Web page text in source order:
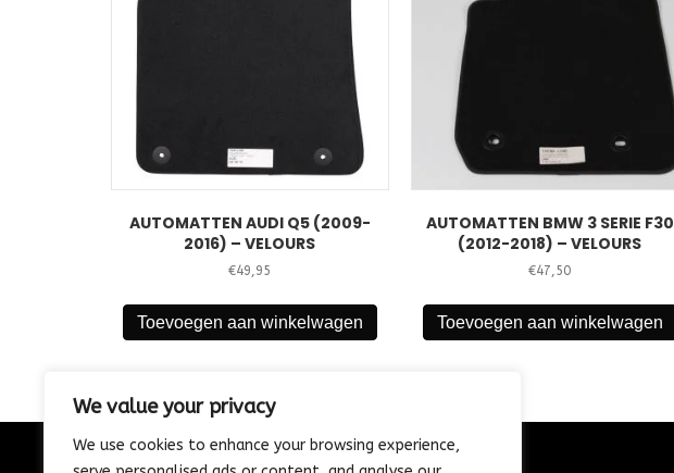
We value your privacy
We use cookies to enhance your browsing experience,
AUTOMATTEN AUDI Q5 (2009-
2016) – VELOURS
€49,95
Toevoegen aan winkelwagen
AUTOMATTEN BMW 3 SERIE F30
(2012-2018) – VELOURS
€47,50
Toevoegen aan winkelwagen